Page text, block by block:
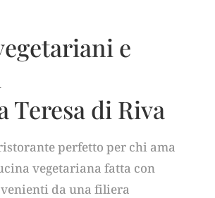
e
Teresa di Riva
perfetto per chi ama
vegetariana fatta con
da una filiera